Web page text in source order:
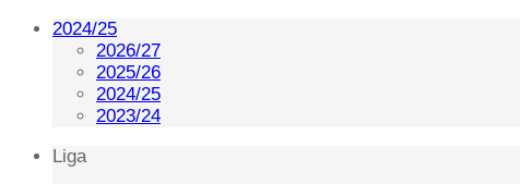
2024/25
2026/27
2025/26
2024/25
2023/24
Liga